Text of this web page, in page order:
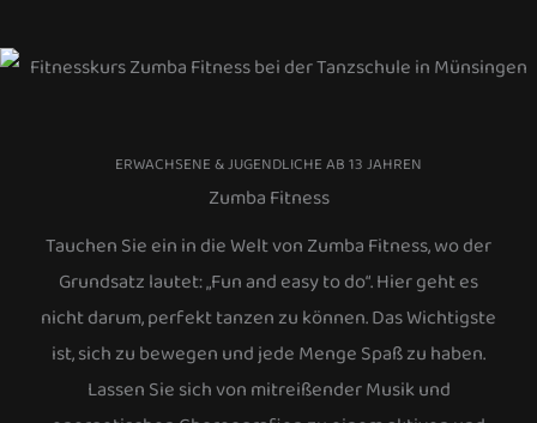
ERWACHSENE & JUGENDLICHE AB 13 JAHREN
Zumba Fitness
Tauchen Sie ein in die Welt von Zumba Fitness, wo der
Grundsatz lautet: „Fun and easy to do“. Hier geht es
nicht darum, perfekt tanzen zu können. Das Wichtigste
ist, sich zu bewegen und jede Menge Spaß zu haben.
Lassen Sie sich von mitreißender Musik und